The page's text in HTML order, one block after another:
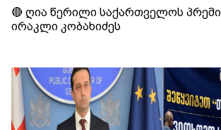
🔴 ღია წერილი საქართველოს
ირაკლი კობახიძეს